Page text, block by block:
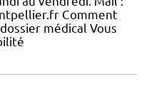
Comment
médical Vous